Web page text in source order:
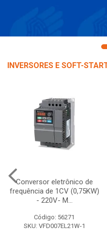
INVERSORES E SOFT-
Conversor eletrônico de
frequência de 1CV (0,75KW)
- 220V- M...
Código: 56271
SKU: VFD007EL21W-1